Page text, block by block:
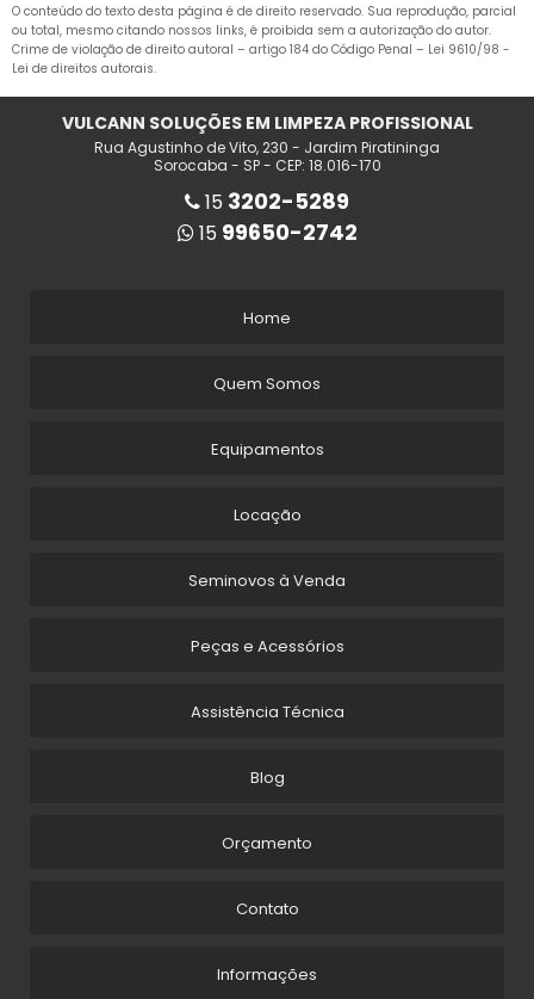
SERVIÇO DE LIMPEZA DE PISO
VARREDEIRA AUTOMÁTICA
VARREDEIRA DE PISO INDUSTRIAL
VARREDEIRA INDUSTRIAL
EMPRESA DE LIMPEZA PÓS OBRA EM SOROCABA
EQUIPAMENTOS PARA LIMPEZA PÓS OBRA
LAVADORA DE PISO INDUSTRIAL ALFA
O conteúdo do texto desta página é de direito reservado. Sua reprodução, parcial
ou total, mesmo citando nossos links, é proibida sem a autorização do autor.
Crime de violação de direito autoral – artigo 184 do Código Penal – Lei 9610/98 -
Lei de direitos autorais.
VULCANN SOLUÇÕES EM LIMPEZA PROFISSIONAL
Rua Agustinho de Vito, 230 - Jardim Piratininga
Sorocaba - SP - CEP: 18.016-170
15 3202-5289
15 99650-2742
Home
Quem Somos
Equipamentos
Locação
Seminovos à Venda
Peças e Acessórios
Assistência Técnica
Blog
Orçamento
Contato
Informações